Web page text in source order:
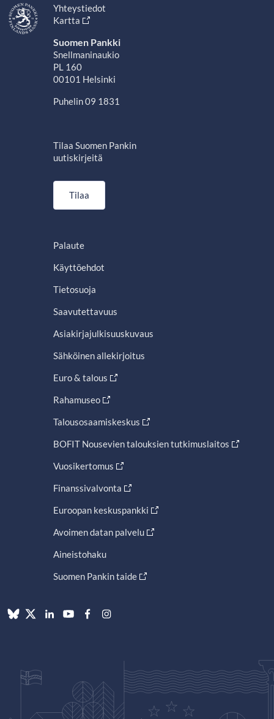
Yhteystiedot
Kartta
Suomen Pankki
Snellmaninaukio
PL 160
00101 Helsinki
Puhelin 09 1831
Tilaa Suomen Pankin
uutiskirjeitä
Tilaa
Palaute
Käyttöehdot
Tietosuoja
Saavutettavuus
Asiakirjajulkisuuskuvaus
Sähköinen allekirjoitus
Euro & talous
Rahamuseo
Talousosaamiskeskus
BOFIT Nousevien talouksien tutkimuslaitos
Vuosikertomus
Finanssivalvonta
Euroopan keskuspankki
Avoimen datan palvelu
Aineistohaku
Suomen Pankin taide